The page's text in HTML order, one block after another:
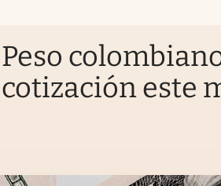
Peso
este